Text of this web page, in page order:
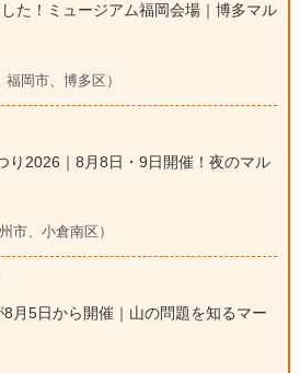
た！ミュージアム福岡会場｜博多マル
岡市、博多区）
り2026｜8月8日・9日開催！夜のマル
市、小倉南区）
月5日から開催｜山の問題を知るマー